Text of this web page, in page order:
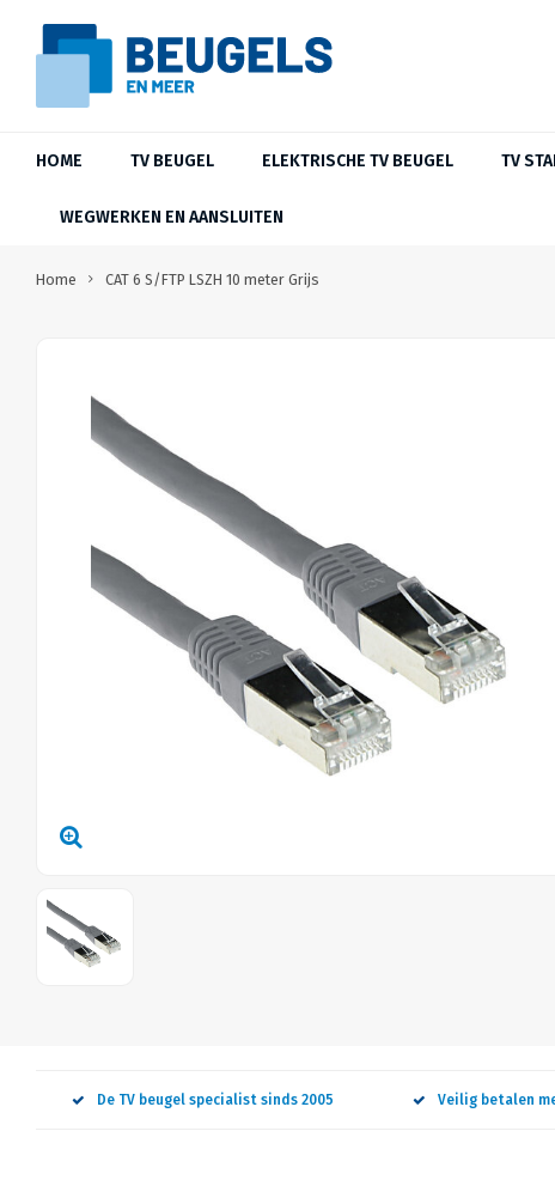
HOME TV BEUGEL ELEKTRISCHE TV BEUGEL TV
WEGWERKEN EN AANSLUITEN
Home CAT 6 S/FTP LSZH 10 meter Grijs
De TV beugel specialist sinds 2005 Veilig betalen